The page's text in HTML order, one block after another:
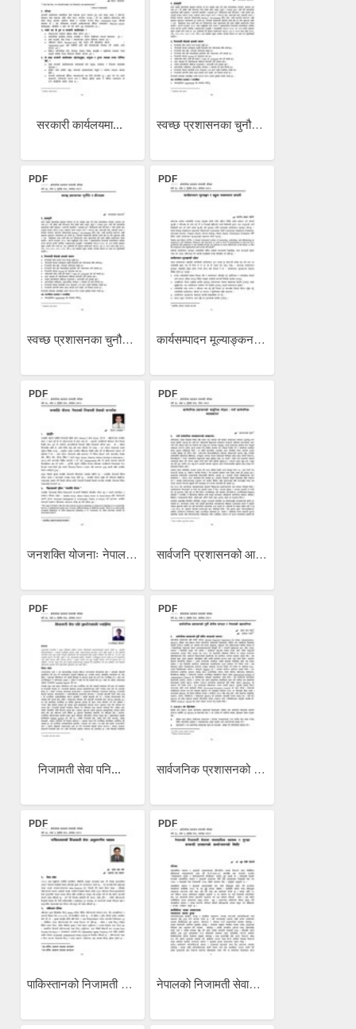
सरकारी कार्यलयमा... स्वच्छ प्रशासनका चुनौति र...
PDF
स्वच्छ प्रशासनका चुनौति र...
PDF
कार्यसम्पादन मूल्याङ्कन र...
PDF
जनशक्ति योजनाः नेपालको...
PDF
सार्वजनि प्रशासनको आधुनिक...
PDF
निजामती सेवा पनि...
PDF
सार्वजनिक प्रशासनको पूर्वी...
PDF
पाकिस्तानको निजामती सेवाः...
PDF
नेपालको निजामती सेवामा...